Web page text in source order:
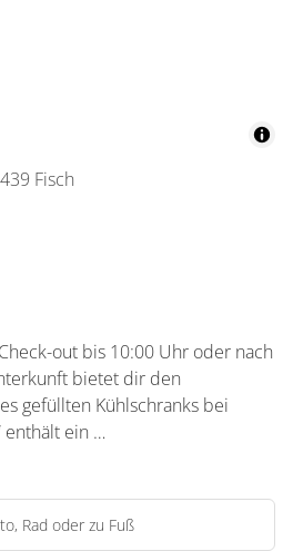
Fisch
out bis 10:00 Uhr oder nach
bietet dir den
gefüllten Kühlschranks bei
enthält ein …
Rad oder zu Fuß